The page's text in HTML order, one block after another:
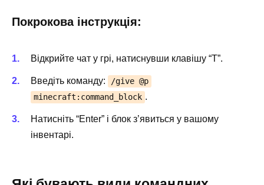
Покрокова інструкція:
Відкрийте чат у грі, натиснувши клавішу “T”.
Введіть команду:
/give @p
minecraft:command_block .
Натисніть “Enter” і блок з’явиться у вашому
інвентарі.